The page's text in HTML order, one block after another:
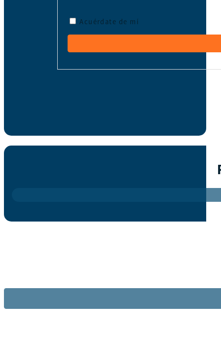
Acuérdate de mí